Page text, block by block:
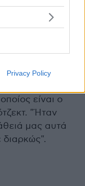
Privacy Policy
εργάζεται
να μας
έδωσε και
καταλάβουμε
από την
είναι ο
"Ήταν
μας αυτά